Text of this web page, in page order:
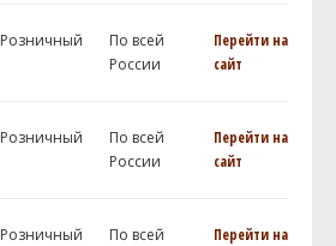
Розничный
По всей
России
Перейти на
сайт
Розничный
По всей
России
Перейти на
сайт
Розничный
По всей
Перейти на